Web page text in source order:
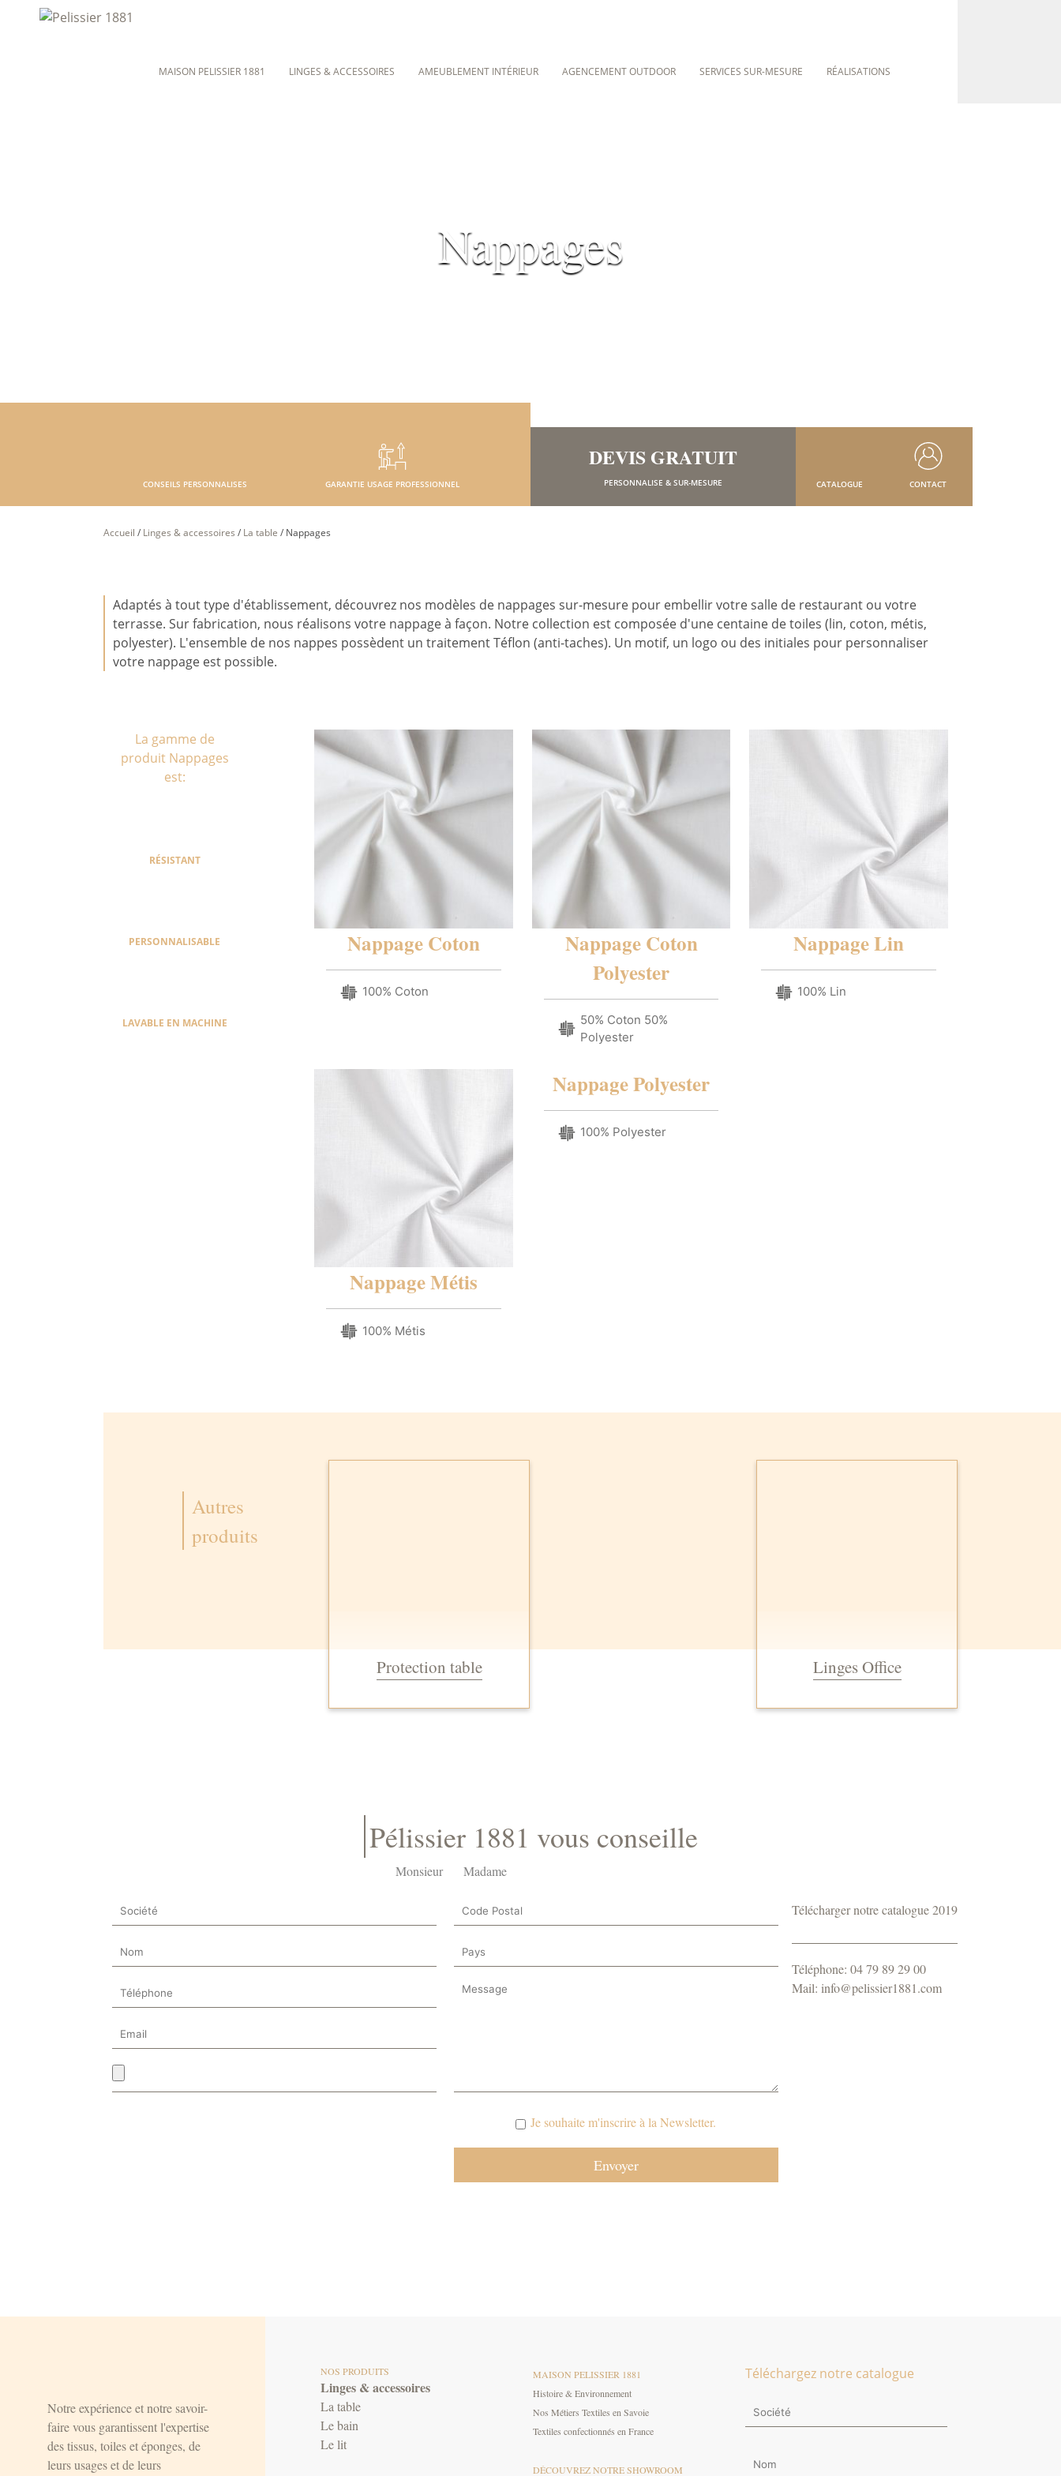
MAISON PELISSIER 1881 LINGES & ACCESSOIRES AMEUBLEMENT INTÉRIEUR AGENCEMENT OUTDOOR SERVICES SUR-MESURE RÉALISATIONS
Nappages
CONSEILS PERSONNALISES GARANTIE USAGE PROFESSIONNEL
DEVIS GRATUIT
PERSONNALISE & SUR-MESURE CATALOGUE CONTACT
Accueil / Linges & accessoires / La table / Nappages
Adaptés à tout type d'établissement, découvrez nos modèles de nappages sur-mesure pour embellir votre salle de restaurant ou votre
terrasse. Sur fabrication, nous réalisons votre nappage à façon. Notre collection est composée d'une centaine de toiles (lin, coton, métis,
polyester). L'ensemble de nos nappes possèdent un traitement Téflon (anti-taches). Un motif, un logo ou des initiales pour personnaliser
votre nappage est possible.
La gamme de
produit Nappages
est:
RÉSISTANT
PERSONNALISABLE
LAVABLE EN MACHINE
Nappage Coton
100% Coton
Nappage Coton
Polyester
50% Coton 50%
Polyester
Nappage Lin
100% Lin
Nappage Métis
100% Métis
Nappage Polyester
100% Polyester
Autres
produits
Protection table Linges Office
Pélissier 1881 vous conseille
Monsieur Madame
Je souhaite m'inscrire à la Newsletter.
Télécharger notre catalogue 2019
Téléphone: 04 79 89 29 00
Mail: info@pelissier1881.com
Notre expérience et notre savoir-
faire vous garantissent l'expertise
des tissus, toiles et éponges, de
leurs usages et de leurs
NOS PRODUITS
Linges & accessoires
La table
Le bain
Le lit
MAISON PELISSIER 1881
Histoire & Environnement
Nos Métiers Textiles en Savoie
Textiles confectionnés en France
DÉCOUVREZ NOTRE SHOWROOM
Téléchargez notre catalogue